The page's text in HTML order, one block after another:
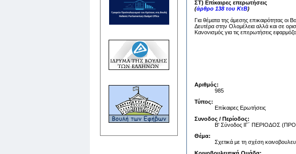
ΣΤ) Επίκαιρες επερωτήσεις
(άρθρο 138 του ΚτΒ)
Για θέματα της άμεσης επικαιρότητας
Δευτέρα στην Ολομέλεια αλλά και σε
Κανονισμός για τις επερωτήσεις
Αριθμός:
985
Τύπος:
Επίκαιρες Ερωτήσεις
Συνοδος / Περίοδος:
Β' Σύνοδος ΙΓ΄ ΠΕΡΙΟΔΟΣ
Θέμα:
Σχετικά με τη σχέση